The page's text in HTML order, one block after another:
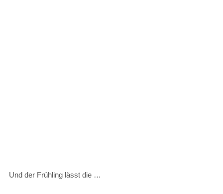
Und der Frühling lässt die …